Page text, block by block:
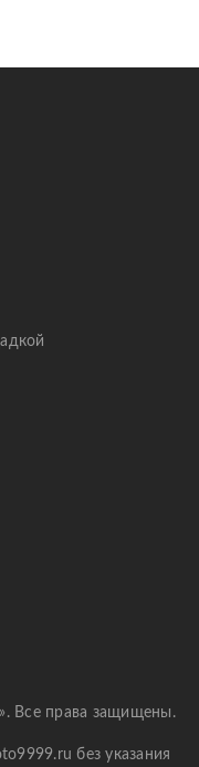
Все права защищены.
без указания